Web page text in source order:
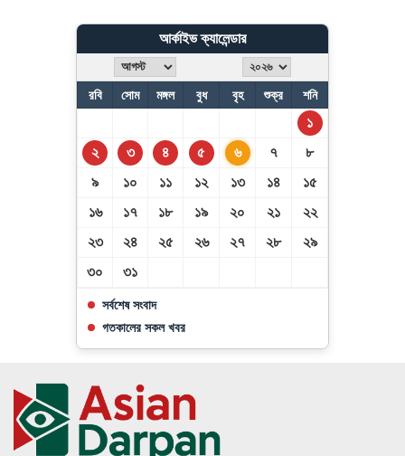
আর্কাইভ ক্যালেন্ডার
রবি সোম মঙ্গল বুধ বৃহ শুক্র শনি
১
২
৩ ৪ ৫ ৬ ৭
৮
৯
১০ ১১ ১২ ১৩ ১৪
১৫
১৬
১৭ ১৮ ১৯ ২০ ২১
২২
২৩
২৪ ২৫ ২৬ ২৭ ২৮
২৯
৩০
৩১
সর্বশেষ সংবাদ
গতকালের সকল খবর